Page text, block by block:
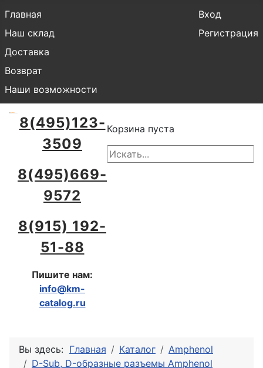
Главная
Наш склад
Доставка
Возврат
Наши возможности
Вход
Регистрация
8(495)123-
3509
8(495)669-
9572
8(915) 192-
51-88
Пишите нам:
info@km-
catalog.ru
Корзина пуста
Вы здесь: Главная Каталог
Amphenol
D-Sub, D-образные разъемы Amphenol